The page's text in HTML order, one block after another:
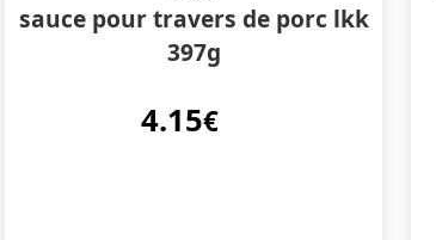
sauce pour travers de porc lkk
397g
4.15€